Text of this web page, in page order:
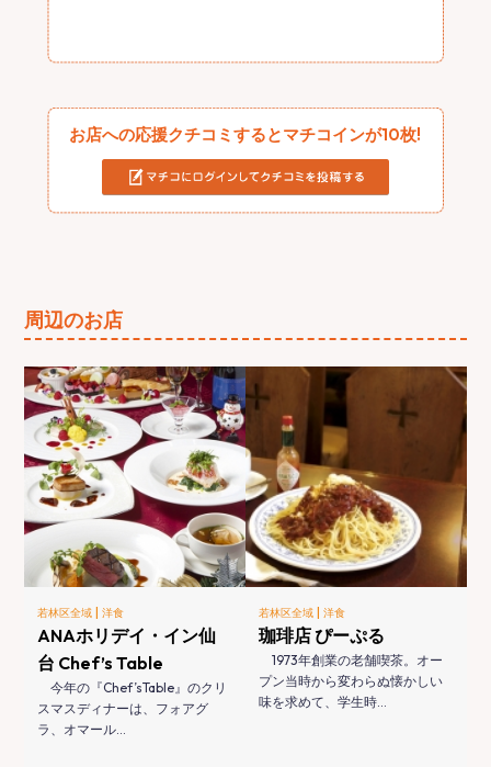
お店への応援クチコミするとマチコインが10枚!
周辺のお店
若林区全域 |洋食
ANAホリデイ・イン仙
台 Chef’s Table
今年の『Chef’sTable』のクリ
スマスディナーは、フォアグ
ラ、オマール…
若林区全域 | 洋食
珈琲店 ぴーぷる
1973年創業の老舗喫茶。オー
プン当時から変わらぬ懐かしい
味を求めて、学生時…